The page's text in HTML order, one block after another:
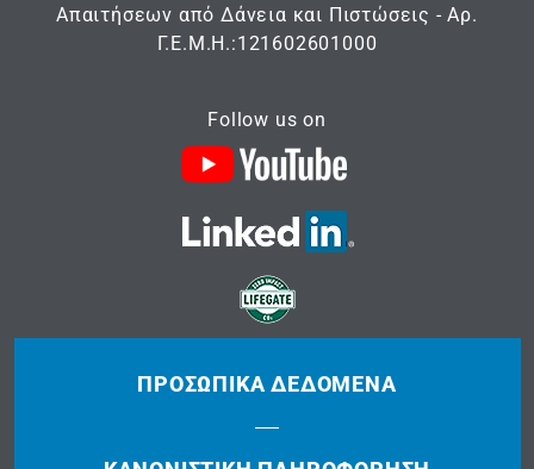
Απαιτήσεων από Δάνεια και Πιστώσεις - Αρ.
Γ.Ε.Μ.Η.:121602601000
Follow us on
ΠΡΟΣΩΠΙΚΆ ΔΕΔΟΜΈΝΑ